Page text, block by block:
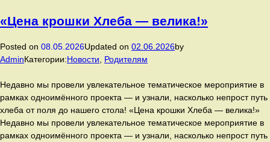
мастер‑класс!
крошки
Хлеба
велика»:
учимся
«Цена крошки Хлеба — велика!»
Posted on 08.05.2026Updated on 02.06.2026by
AdminКатегории:Новости Родителям
Недавно мы провели увлекательное тематическое мероприятие в
рамках одноимённого проекта — и узнали, насколько непрост путь
хлеба от поля до нашего стола! «Цена крошки Хлеба — велика!»
Недавно мы провели увлекательное тематическое мероприятие в
рамках одноимённого проекта — и узнали, насколько непрост путь